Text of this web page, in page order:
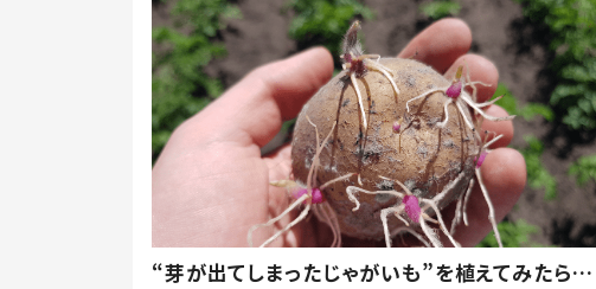
“芽が出てしまったじゃがいも”を植えてみたら…